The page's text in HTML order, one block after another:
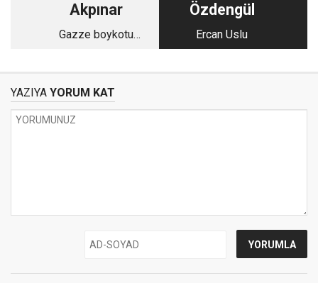
Akpınar
Gazze boykotu
Özdengül
Ercan Uslu
YAZIYA YORUM KAT